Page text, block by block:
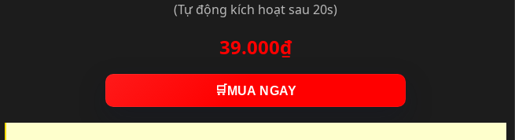
(Tự động kích hoạt sau 20s)
39.000₫
🛒 MUA NGAY